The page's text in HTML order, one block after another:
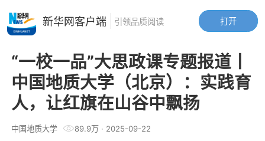
“一校一品”大思政课专题报道丨
中国地质大学（北京）：实践育
人，让红旗在山谷中飘扬
中国地质大学 89.9万· 2025-09-22
打开
新华网客户端 引领品质阅读